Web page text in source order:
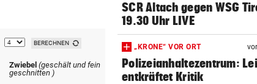
BERECHNEN
Zwiebel(geschält und fein
geschnitten )
SCR Altach gegen WSG
19.30 Uhr LIVE
„KRONE“ VOR ORT
Polizeianhaltezentrum:
entkräftet Kritik